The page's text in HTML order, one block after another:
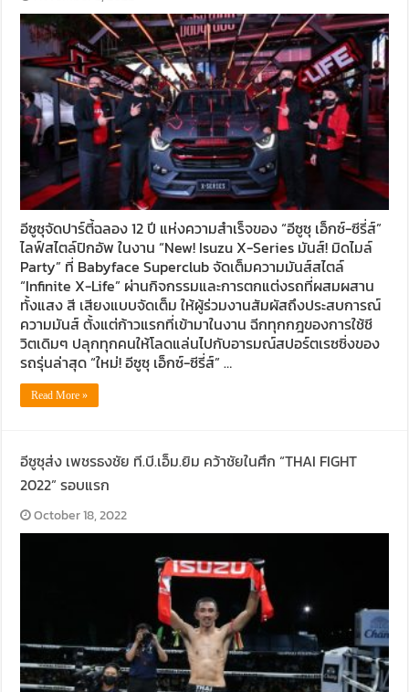
อีซูซุจัดปาร์ตี้ฉลอง 12 ปี แห่งความสำเร็จของ “อีซูซุ เอ็กซ์-ซีรี่ส์”
ไลฟ์สไตล์ปิกอัพ ในงาน “New! Isuzu X-Series มันส์! มิดไมล์
Party” ที่ Babyface Superclub จัดเต็มความมันส์สไตล์
“Infinite X-Life” ผ่านกิจกรรมและการตกแต่งรถที่ผสมผสาน
ทั้งแสง สี เสียงแบบจัดเต็ม ให้ผู้ร่วมงานสัมผัสถึงประสบการณ์
ความมันส์ ตั้งแต่ก้าวแรกที่เข้ามาในงาน ฉีกทุกกฎของการใช้ชี
วิตเดิมๆ ปลุกทุกคนให้โลดแล่นไปกับอารมณ์สปอร์ตเรซซิ่งของ
รถรุ่นล่าสุด “ใหม่! อีซูซุ เอ็กซ์-ซีรี่ส์” …
Read More »
อีซูซุส่ง เพชรธงชัย ที.บี.เอ็ม.ยิม คว้าชัยในศึก “THAI FIGHT
2022” รอบแรก
October 18, 2022